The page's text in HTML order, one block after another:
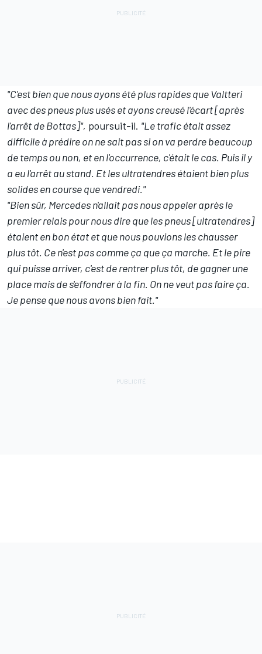
"C'est bien que nous ayons été plus rapides que Valtteri
avec des pneus plus usés et ayons creusé l'écart [après
l'arrêt de Bottas]", poursuit-il. "Le trafic était assez
difficile à prédire on ne sait pas si on va perdre beaucoup
de temps ou non, et en l'occurrence, c'était le cas. Puis il y
a eu l'arrêt au stand. Et les ultratendres étaient bien plus
solides en course que vendredi."
"Bien sûr, Mercedes n'allait pas nous appeler après le
premier relais pour nous dire que les pneus [ultratendres]
étaient en bon état et que nous pouvions les chausser
plus tôt. Ce n'est pas comme ça que ça marche. Et le pire
qui puisse arriver, c'est de rentrer plus tôt, de gagner une
place mais de s'effondrer à la fin. On ne veut pas faire ça.
Je pense que nous avons bien fait."